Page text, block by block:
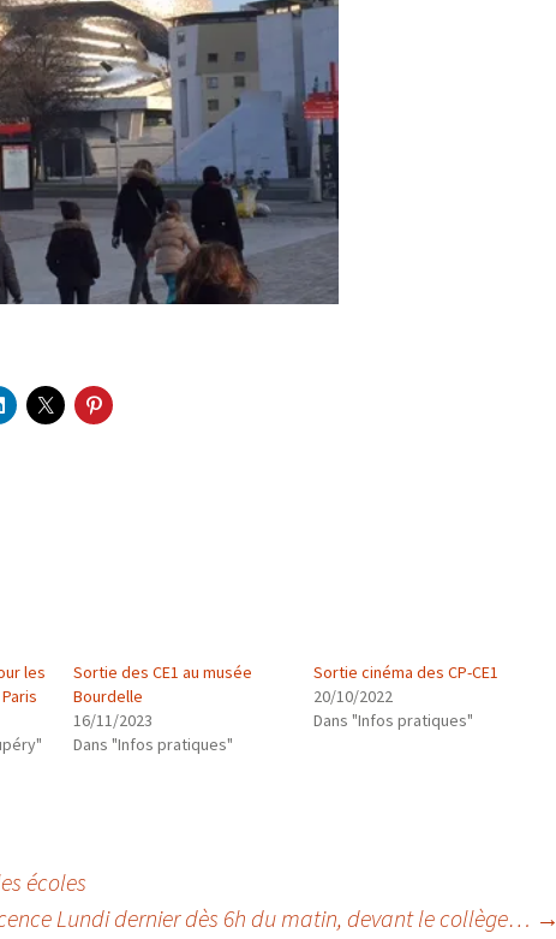
les
Sortie des CE1 au musée
Bourdelle
16/11/2023
Dans "Infos pratiques"
Sortie cinéma des CP-CE1
20/10/2022
Dans "Infos pratiques"
écoles
Lundi dernier dès 6h du matin, devant le collège… →